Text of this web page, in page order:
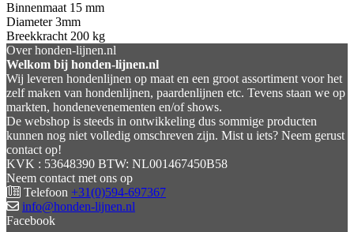
Binnenmaat 15 mm
Diameter 3mm
Breekkracht 200 kg
Over honden-lijnen.nl
Welkom bij honden-lijnen.nl
Wij leveren hondenlijnen op maat en een groot assortiment voor het
zelf maken van hondenlijnen, paardenlijnen etc. Tevens staan we op
markten, hondenevenementen en/of shows.
De webshop is steeds in ontwikkeling dus sommige producten
kunnen nog niet volledig omschreven zijn. Mist u iets? Neem gerust
contact op!
KVK : 53648390 BTW: NL001467450B58
Neem contact met ons op
Telefoon +31(0)594-697367
info@honden-lijnen.nl
Facebook